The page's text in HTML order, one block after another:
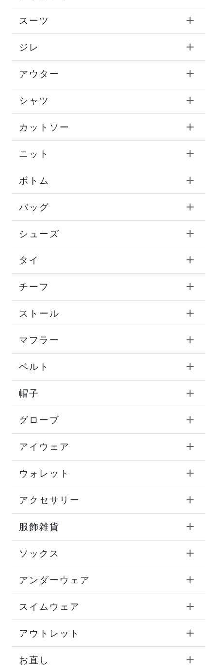
スーツ
ジレ
アウター
シャツ
カットソー
ニット
ボトム
バッグ
シューズ
タイ
チーフ
ストール
マフラー
ベルト
帽子
グローブ
アイウェア
ウォレット
アクセサリー
服飾雑貨
ソックス
アンダーウェア
スイムウェア
アウトレット
お直し